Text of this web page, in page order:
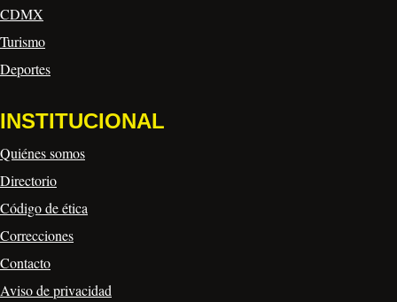
CDMX
Turismo
Deportes
INSTITUCIONAL
Quiénes somos
Directorio
Código de ética
Correcciones
Contacto
Aviso de privacidad